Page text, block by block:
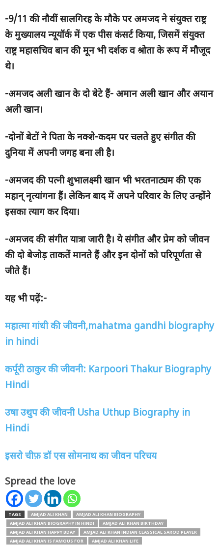
-9/11 की नौवीं सालगिरह के मौके पर अमजद ने संयुक्त राष्ट्र
के मुख्यालय न्यूयॉर्क में एक पीस कंसर्ट किया, जिसमें संयुक्त
राष्ट्र महासचिव बान की मून भी दर्शक व श्रोता के रूप में मौजूद
थे।
-अमजद अली खान के दो बेटे हैं- अमान अली खान और अयान
अली खान।
-दोनों बेटों ने पिता के नक्शे-कदम पर चलते हुए संगीत की
दुनिया में अपनी जगह बना ली है।
-अमजद की पत्नी शुभालक्ष्मी खान भी भरतनाट्यम की एक
महान् नृत्यांगना हैं। लेकिन बाद में अपने परिवार के लिए उन्होंने
इसका त्याग कर दिया।
-अमजद की संगीत यात्रा जारी है। ये संगीत और प्रेम को जीवन
की दो बेजोड़ ताकतें मानते हैं और इन दोनों को परिपूर्णता से
जीते हैं।
यह भी पढ़ें:-
महात्मा गांधी की जीवनी,mahatma gandhi biography
in hindi
कर्पूरी ठाकुर की जीवनी: Karpoori Thakur Biography
Hindi
उषा उथुप की जीवनी Usha Uthup Biography in
Hindi
इसरो चीफ़ डॉ एस सोमनाथ का जीवन परिचय
Spread the love
TAGS AMJAD ALI KHAN
AMJAD ALI KHAN BIOGRAPHY
AMJAD ALI KHAN BIOGRAPHY IN HINDI
AMJAD ALI KHAN BIRTHDAY
AMJAD ALI KHAN HAPPY BDAY
AMJAD ALI KHAN INDIAN CLASSICAL SAROD PLAYER
AMJAD ALI KHAN IS FAMOUS FOR
AMJAD ALI KHAN LIFE